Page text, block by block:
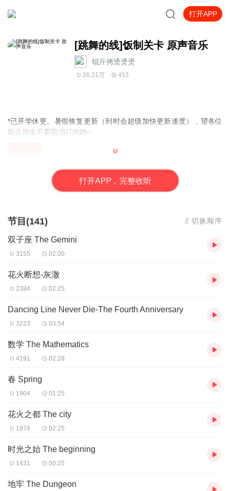
打开APP
[跳舞的线]饭制关卡 原声音乐
锟斤拷烫烫烫_
26.21万 453
*已开学休更。暑假恢复更新（到时会超级加快更新速度），望各位
听众朋友不要取消订阅哟~
专辑内所有音乐均来源于网络，非主播本人创作，[跳舞的线]饭制很
多都是“官方饭制”，此类音乐作品将不会请求授权，若有个人创作或
联合饭制，将在第150期后的简介（或评论）中标明原作者。若有冒
专辑简介
此专辑音乐由我录制而来，专辑中大部分音乐来自DL.PCPE、Max
Line 、Z Line、Wind Line、Sky Time Story等等，所有原作者均为
音乐的上传已征得原作者（即视频发布者）同意。
如果你有什么现成或喜欢的饭制作品音乐，专辑里没有的可以私信
发给我哦，我一定会尽快加进去的！
附加说明
1）关于名称：专辑名刚刚换过，
乐” ，请各位知晓
2）关于更新：上课（开学）期间，休更；假期（无论寒暑假）期间
3）关于饭制：可进入网址：
中国饭制同人下载站下
载 ，根据提示操作即可。
附加介绍
跳舞的线（Dancing Line）也被称为"DL"（英文缩写）和“舞蹈的
联合制作的一款游戏，以不同难度为基准来构成特色世界，每关里
有时会有多种路径供玩家前进。
奏，旋律与节奏会帮助玩家走得更远。
打开APP，完整收听
节目(141) 切换顺序
双子座 The Gemini
3155 02:00
花火断想-灰澈
2384 02:25
Dancing Line Never Die-The Fourth Anniversary
3223 03:54
数学 The Mathematics
4191 02:28
春 Spring
1904 01:25
花火之都 The city
1874 02:25
时光之始 The beginning
1431 00:25
地牢 The Dungeon